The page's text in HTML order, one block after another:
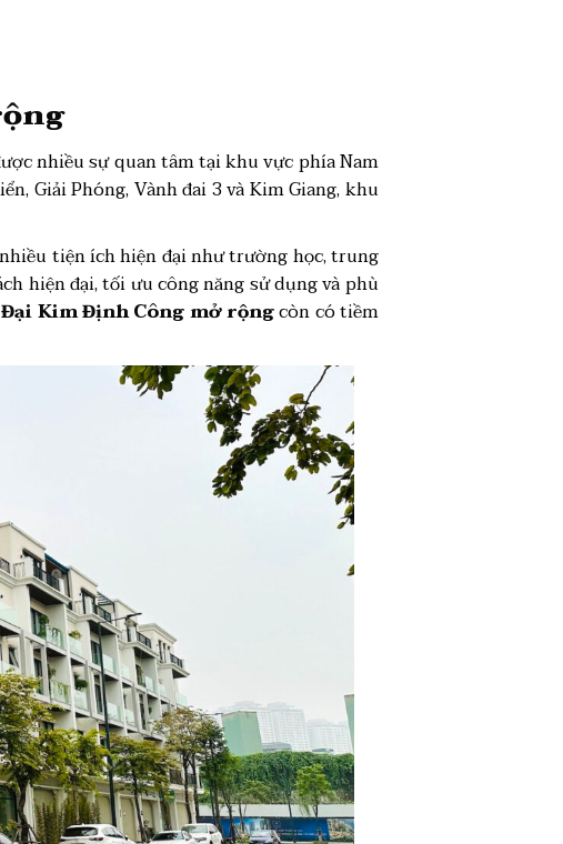
nhiều sự quan tâm tại khu vực phía Nam
Giải Phóng, Vành đai 3 và Kim Giang, khu
tiện ích hiện đại như trường học, trung
hiện đại, tối ưu công năng sử dụng và phù
Kim Định Công mở rộngcòn có tiềm